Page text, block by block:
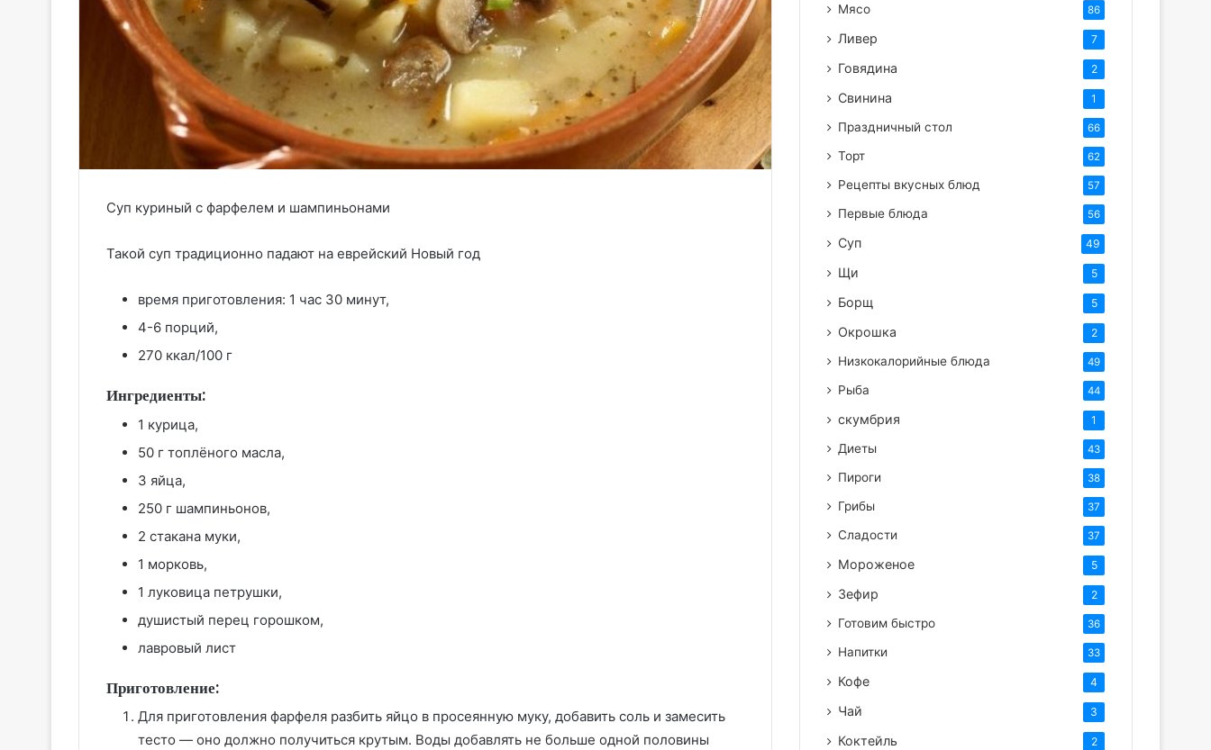
Суп куриный с фарфелем и шампиньонами
Такой суп традиционно падают на еврейский Новый год
время приготовления: 1 час 30 минут,
4-6 порций,
270 ккал/100 г
Ингредиенты:
1 курица,
50 г топлёного масла,
3 яйца,
250 г шампиньонов,
2 стакана муки,
1 морковь,
1 луковица петрушки,
душистый перец горошком,
лавровый лист
Приготовление:
Для приготовления фарфеля разбить яйцо в просеянную муку, добавить соль и замесить
тесто — оно должно получиться крутым. Воды добавлять не больше одной половины
Мясо 86
Ливер 7
Говядина 2
Свинина 1
Праздничный стол 66
Торт 62
Рецепты вкусных блюд 57
Первые блюда 56
Суп 49
Щи 5
Борщ 5
Окрошка 2
Низкокалорийные блюда 49
Рыба 44
скумбрия 1
Диеты 43
Пироги 38
Грибы 37
Сладости 37
Мороженое 5
Зефир 2
Готовим быстро 36
Напитки 33
Кофе 4
Чай 3
Коктейль 2